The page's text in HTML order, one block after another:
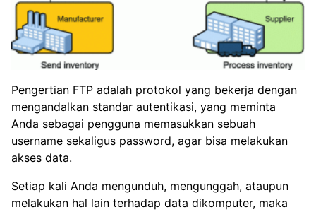
Pengertian FTP adalah protokol yang bekerja dengan
mengandalkan standar autentikasi, yang meminta
Anda sebagai pengguna memasukkan sebuah
username sekaligus password, agar bisa melakukan
akses data.
Setiap kali Anda mengunduh, mengunggah, ataupun
melakukan hal lain terhadap data dikomputer, maka